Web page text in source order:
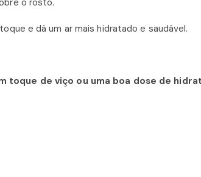
e dá um ar mais hidratado e saudável.
toque de viço ou uma boa dose de